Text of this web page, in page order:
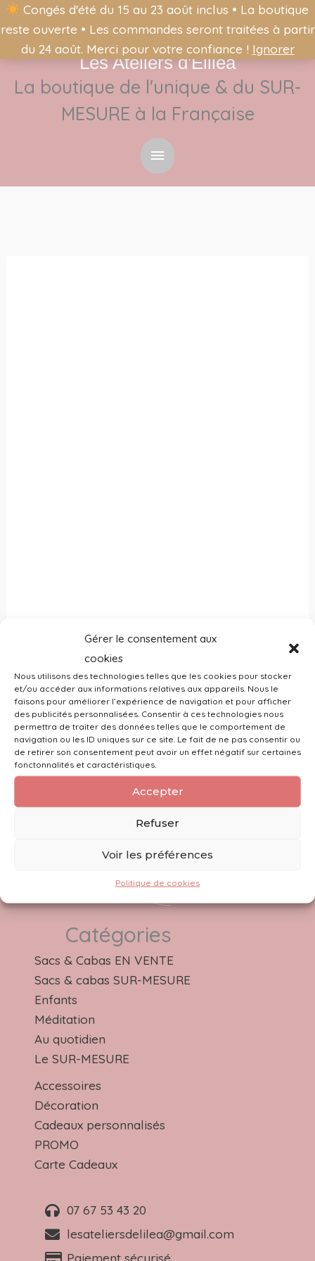
Gérer le consentement aux
cookies
Nous utilisons des technologies telles que les cookies pour stocker
et/ou accéder aux informations relatives aux appareils. Nous le
faisons pour améliorer l’expérience de navigation et pour afficher
des publicités personnalisées. Consentir à ces technologies nous
permettra de traiter des données telles que le comportement de
navigation ou les ID uniques sur ce site. Le fait de ne pas consentir ou
de retirer son consentement peut avoir un effet négatif sur certaines
fonctonnalités et caractéristiques.
Accepter
Refuser
Voir les préférences
Politique de cookies
Congés d'été du 15 au 23 août inclus • La boutique
reste ouverte • Les commandes seront traitées à partir
du 24 août. Merci pour votre confiance ! Ignorer
Les Ateliers d'Éliléa
La boutique de l'unique & du SUR-
MESURE à la Française
Menu
principal
Catégories
Sacs & Cabas EN VENTE
Sacs & cabas SUR-MESURE
Enfants
Méditation
Au quotidien
Le SUR-MESURE
Accessoires
Décoration
Cadeaux personnalisés
PROMO
Carte Cadeaux
07 67 53 43 20
lesateliersdelilea@gmail.com
Paiement sécurisé